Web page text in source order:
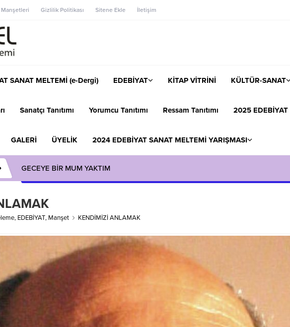
Gizlilik Politikası Sitene Ekle İletişim
SANAT MELTEMİ (e-Dergi) EDEBİYAT KİTAP VİTRİNİ KÜLTÜR-SANAT
Sanatçı Tanıtımı Yorumcu Tanıtımı Ressam Tanıtımı 2025 EDEBİYAT
GALERİ ÜYELİK 2024 EDEBİYAT SANAT MELTEMİ YARIŞMASI
GECEYE BİR MUM YAKTIM
, EDEBİYAT, Manşet KENDİMİZİ ANLAMAK